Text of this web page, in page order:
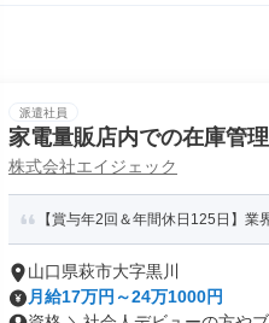
派遣社員
家電量販店内での在庫管理
株式会社エイジェック
【賞与年2回＆年間休日125日】業
山口県萩市大字黒川
月給17万円～24万1000円